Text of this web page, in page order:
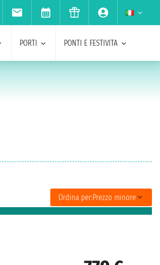
PORTI PONTI E FESTIVITA
Ordina per:Prezzo minore